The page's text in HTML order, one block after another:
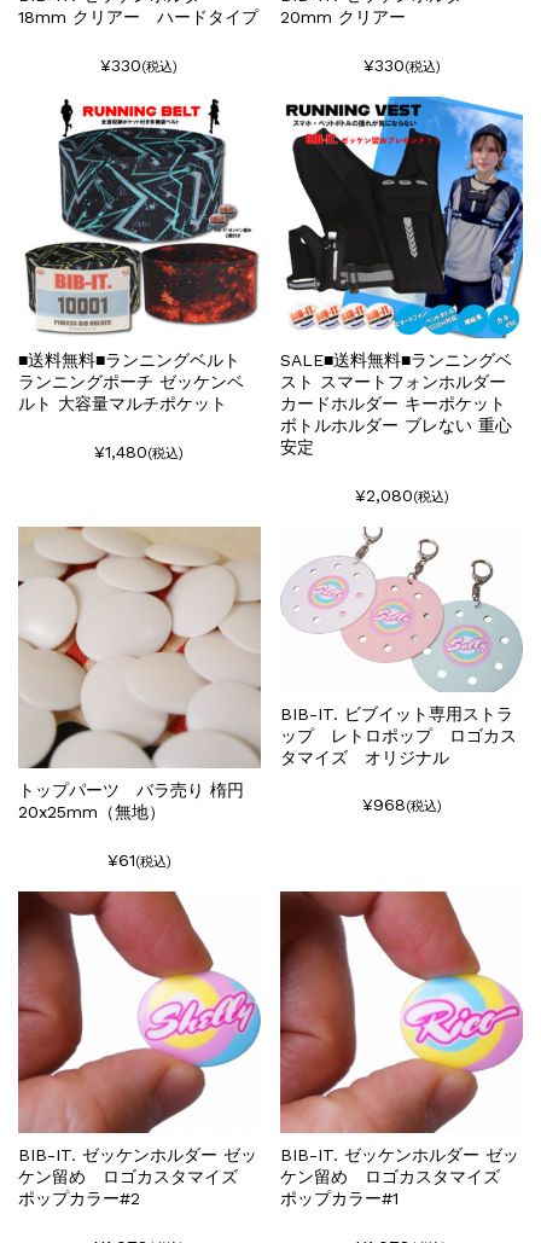
18mm クリアー ハードタイプ
¥330(税込)
20mm クリアー
¥330(税込)
■送料無料■ランニングベルト
ランニングポーチ ゼッケンベ
ルト 大容量マルチポケット
¥1,480(税込)
SALE■送料無料■ランニングベ
スト スマートフォンホルダー
カードホルダー キーポケット
ボトルホルダー ブレない 重心
安定
¥2,080(税込)
トップパーツ バラ売り 楕円
20x25mm（無地）
¥61(税込)
BIB-IT. ビブイット専用ストラ
ップ レトロポップ ロゴカス
タマイズ オリジナル
¥968(税込)
BIB-IT. ゼッケンホルダー ゼッ
ケン留め ロゴカスタマイズ
ポップカラー#2
BIB-IT. ゼッケンホルダー ゼッ
ケン留め ロゴカスタマイズ
ポップカラー#1